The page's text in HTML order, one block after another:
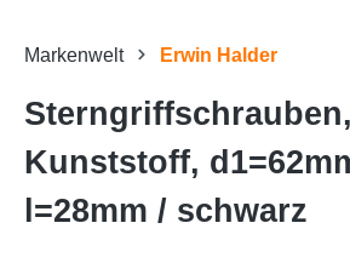
Markenwelt Erwin Halder
Sterngriffschrauben,
Kunststoff,
l=28mm / schwarz